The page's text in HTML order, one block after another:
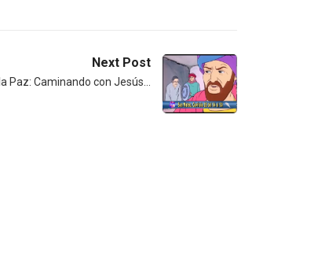
Next Post
Paz: Caminando con Jesús…